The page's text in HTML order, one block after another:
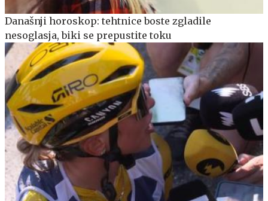
Današnji horoskop: tehtnice boste zgladile
nesoglasja, biki se prepustite toku